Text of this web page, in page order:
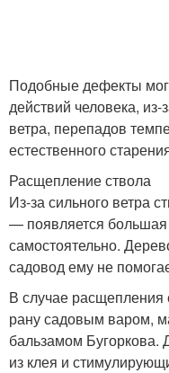
Подобные дефекты
действий человека,
ветра, перепадов
естественного
Расщепление ствола
Из-за сильного ветра
— появляется большая
самостоятельно.
садовод ему не
В случае расщепления
рану садовым варом,
бальзамом Бугоркова.
из клея и